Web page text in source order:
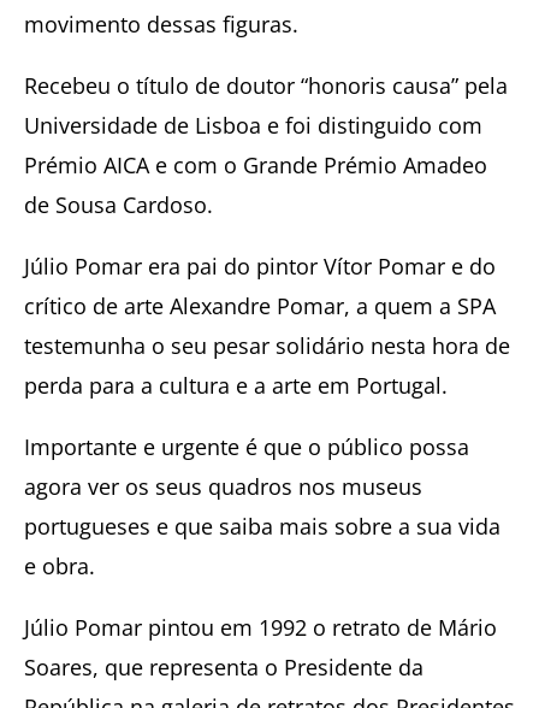
movimento dessas figuras.
Recebeu o título de doutor “honoris causa” pela
Universidade de Lisboa e foi distinguido com
Prémio AICA e com o Grande Prémio Amadeo
de Sousa Cardoso.
Júlio Pomar era pai do pintor Vítor Pomar e do
crítico de arte Alexandre Pomar, a quem a SPA
testemunha o seu pesar solidário nesta hora de
perda para a cultura e a arte em Portugal.
Importante e urgente é que o público possa
agora ver os seus quadros nos museus
portugueses e que saiba mais sobre a sua vida
e obra.
Júlio Pomar pintou em 1992 o retrato de Mário
Soares, que representa o Presidente da